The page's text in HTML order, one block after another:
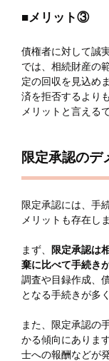
■メリット③
債権者に対して誠
では、相続財産の
定の回収を見込め
済を拒否するより
メリットと言える
限定承認のデ
限定承認には、手
メリットも存在し
まず、
限定承認は
棄に比べて手続き
調査や目録作成、
となる手続きが多
また、限定承認の
かる傾向にありま
士への報酬などが